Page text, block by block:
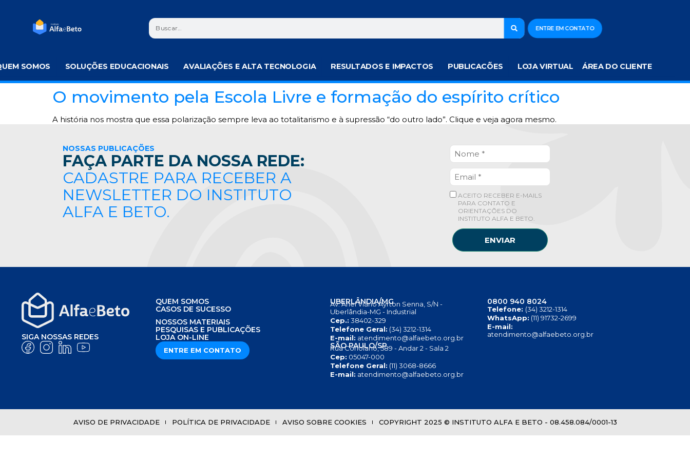
ENTRE EM CONTATO
SOMOS SOLUÇÕES EDUCACIONAIS AVALIAÇÕES E ALTA TECNOLOGIA RESULTADOS E IMPACTOS PUBLICACÕES LOJA VIRTUAL ÁREA DO CLIENTE
O movimento pela Escola Livre e formação do espírito crítico
A história nos mostra que essa polarização sempre leva ao totalitarismo e à supressão “do outro lado”. Clique e veja agora mesmo.
NOSSAS PUBLICAÇÕES
FAÇA PARTE DA NOSSA REDE:
CADASTRE PARA RECEBER A
NEWSLETTER DO INSTITUTO
ALFA E BETO.
ACEITO RECEBER E-MAILS
PARA CONTATO E
ORIENTAÇÕES DO
INSTITUTO ALFA E BETO.
ENVIAR
SIGA NOSSAS REDES
QUEM SOMOS
CASOS DE SUCESSO
NOSSOS MATERIAIS
PESQUISAS E PUBLICAÇÕES
LOJA ON-LINE
ENTRE EM CONTATO
UBERLÂNDIA/MG
Av. Anel Viário Ayrton Senna, S/N -
Uberlândia-MG - Industrial
Cep.: 38402-329
Telefone Geral: (34) 3212-1314
E-mail: atendimento@alfaebeto.org.br
SÃO PAULO/SP
Rua Coriolano, 589 - Andar 2 - Sala 2
Cep: 05047-000
Telefone Geral: (11) 3068-8666
E-mail: atendimento@alfaebeto.org.br
0800 940 8024
Telefone: (34) 3212-1314
WhatsApp: (11) 91732-2699
E-mail:
atendimento@alfaebeto.org.br
AVISO DE PRIVACIDADE POLÍTICA DE PRIVACIDADE AVISO SOBRE COOKIES COPYRIGHT 2025 © INSTITUTO ALFA E BETO - 08.458.084/0001-13